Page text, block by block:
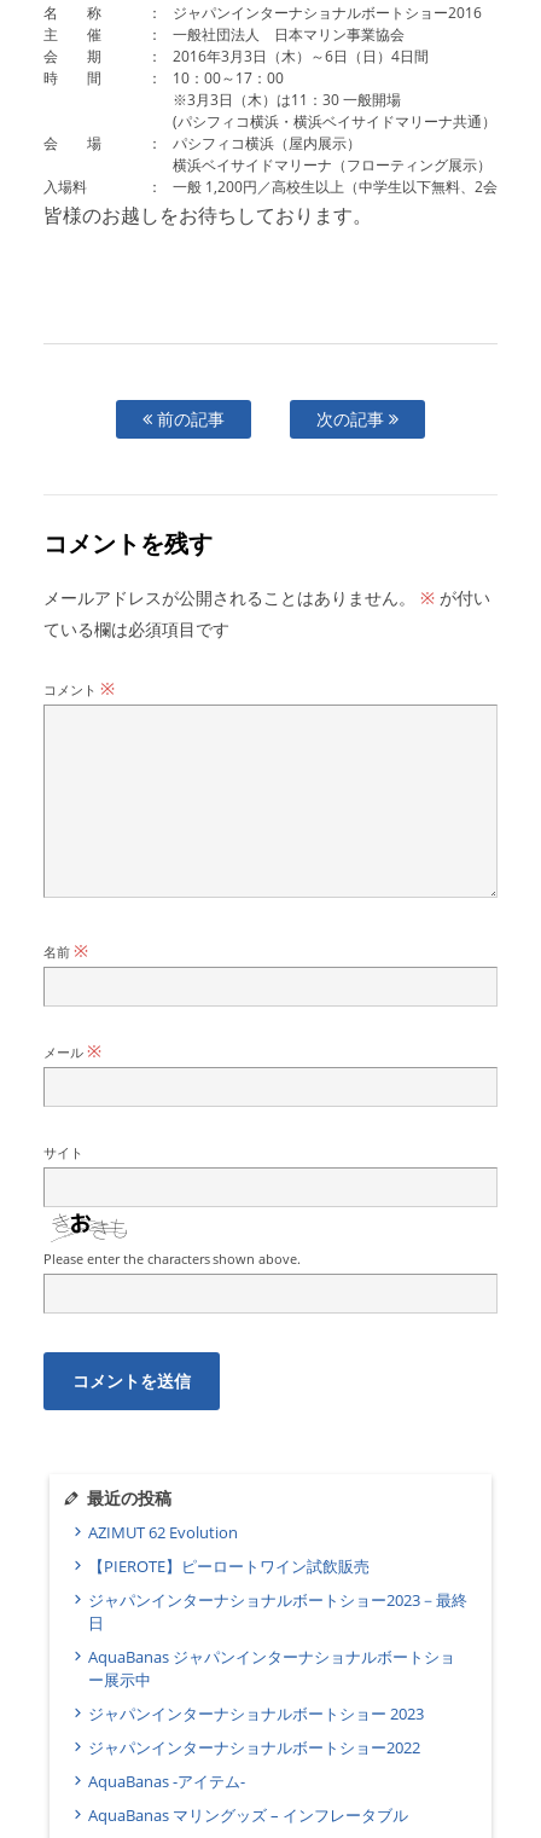
名 称 ：
ジャパンインターナショナルボートショー2016
主 催
：
一般社団法人 日本マリン事業協会
会 期
：
2016年3月3日（木）～6日（日）4日間
時 間
：
10：00～17：00
※3月3日（木）は11：30 一般開場
(パシフィコ横浜・横浜ベイサイドマリーナ共通）
会 場
：
パシフィコ横浜（屋内展示）
横浜ベイサイドマリーナ（フローティング展示）
入場料
： 一般 1,200円／高校生以上（中学生以下無料、2会場共
皆様のお越しをお待ちしております。
前の記事 次の記事
コメントを残す
メールアドレスが公開されることはありません。 ※が付い
ている欄は必須項目です
コメント ※
名前 ※
メール ※
サイト
Please enter the characters shown above.
最近の投稿
AZIMUT 62 Evolution
【PIEROTE】ピーロートワイン試飲販売
ジャパンインターナショナルボートショー2023－最終
日
AquaBanas ジャパンインターナショナルボートショ
ー展示中
ジャパンインターナショナルボートショー 2023
ジャパンインターナショナルボートショー2022
AquaBanas -アイテム-
AquaBanas マリングッズ – インフレータブル